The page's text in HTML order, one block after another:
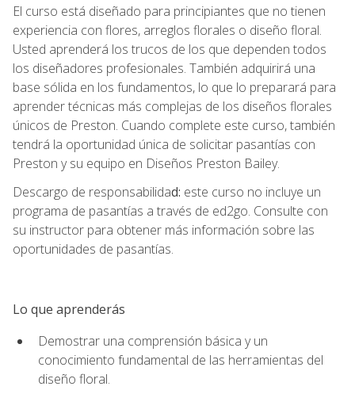
El curso está diseñado para principiantes que no tienen
experiencia con flores, arreglos florales o diseño floral.
Usted aprenderá los trucos de los que dependen todos
los diseñadores profesionales. También adquirirá una
base sólida en los fundamentos, lo que lo preparará para
aprender técnicas más complejas de los diseños florales
únicos de Preston. Cuando complete este curso, también
tendrá la oportunidad única de solicitar pasantías con
Preston y su equipo en Diseños Preston Bailey.
Descargo de responsabilidad: este curso no incluye un
programa de pasantías a través de ed2go. Consulte con
su instructor para obtener más información sobre las
oportunidades de pasantías.
Lo que aprenderás
Demostrar una comprensión básica y un
conocimiento fundamental de las herramientas del
diseño floral.